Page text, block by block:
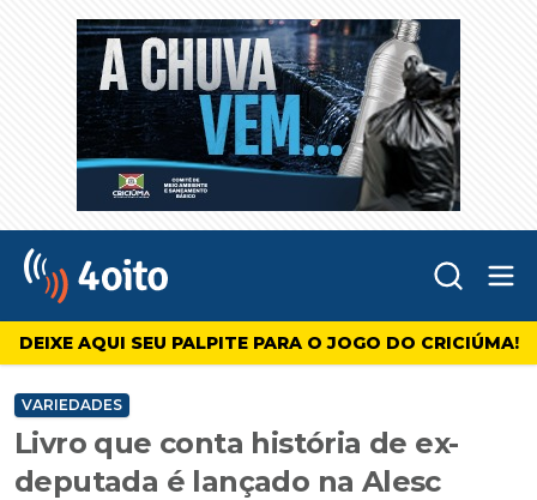
4oito
DEIXE AQUI SEU PALPITE PARA O JOGO DO CRICIÚMA!
VARIEDADES
Livro que conta história de ex-
deputada é lançado na Alesc